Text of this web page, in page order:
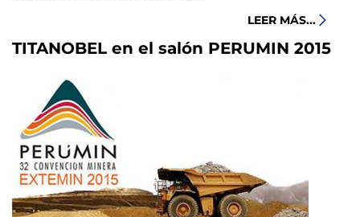
LEER MÁS...
TITANOBEL en el salón PERUMIN 2015